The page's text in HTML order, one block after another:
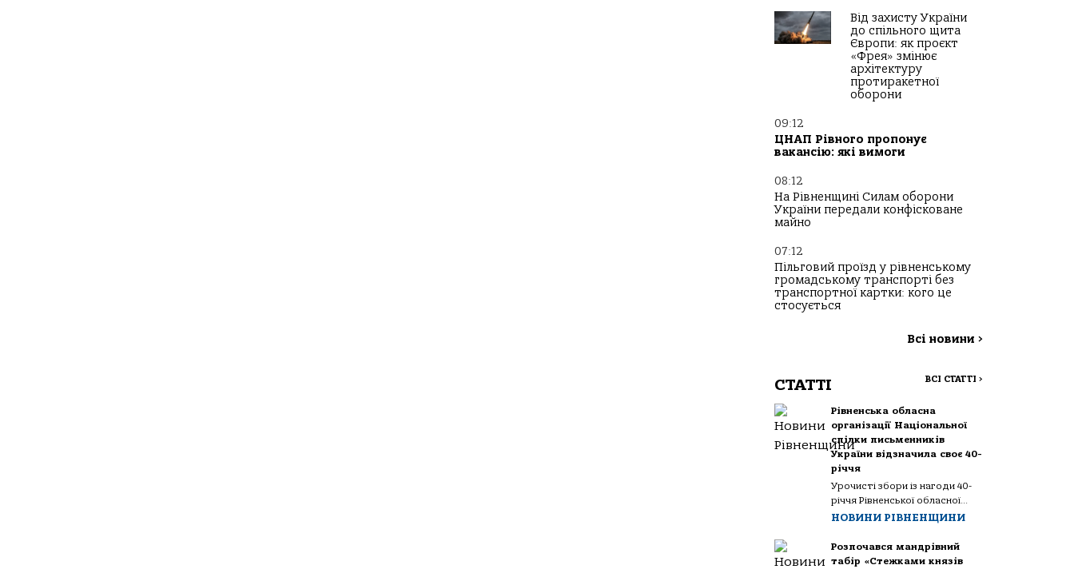
Від захисту України
до спільного щита
Європи: як проєкт
«Фрея» змінює
архітектуру
протиракетної
оборони
09:12
ЦНАП Рівного пропонує
вакансію: які вимоги
08:12
На Рівненщині Силам оборони
України передали конфісковане
майно
07:12
Пільговий проїзд у рівненському
громадському транспорті без
транспортної картки: кого це
стосується
Всі новини >
СТАТТІ ВСІ СТАТТІ >
Рівненська обласна
організації Національної
спілки письменників
України відзначила своє 40-
річчя
Урочисті збори із нагоди 40-
річчя Рівненської обласної...
НОВИНИ РІВНЕНЩИНИ
Розпочався мандрівний
табір «Стежками князів